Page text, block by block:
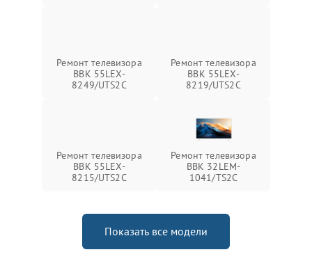
Ремонт телевизора
BBK 55LEX-
8249/UTS2C
Ремонт телевизора
BBK 55LEX-
8219/UTS2C
Ремонт телевизора
BBK 55LEX-
8215/UTS2C
Ремонт телевизора
BBK 32LEM-
1041/TS2C
Показать все модели